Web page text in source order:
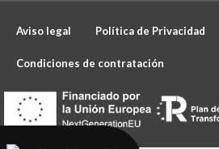
Aviso legal Política de Privacidad
Condiciones de contratación